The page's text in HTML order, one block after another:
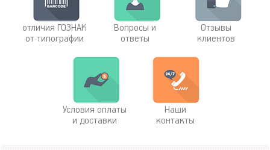
отличия ГОЗНАК
от типографии
Вопросы и
ответы
Отзывы
клиентов
Условия оплаты
и доставки
Наши
контакты